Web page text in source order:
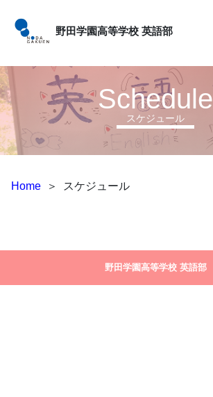
野田学園高等学校 英語部
スケジュール
Schedule
Home ＞ スケジュール
野田学園高等学校 英語部